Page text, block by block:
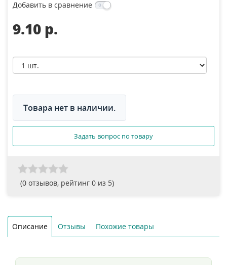
Добавить в сравнение
9.10 p.
Товара нет в наличии.
Задать вопрос по товару
(0 отзывов, рейтинг 0 из 5)
Описание Отзывы Похожие товары